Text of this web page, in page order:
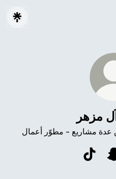
مزهر
مشاريع - مطوّر أعمال